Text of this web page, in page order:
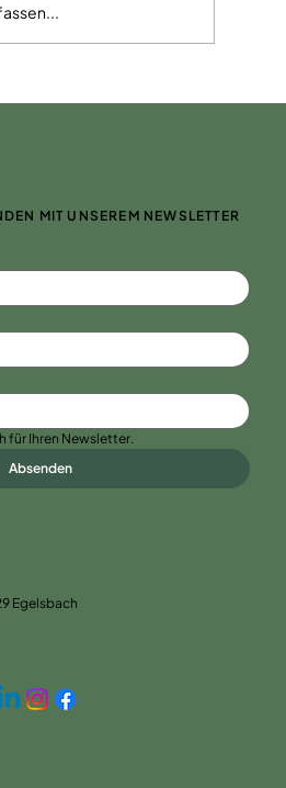
Sportgetränk
Egelsbach
MIT UNSEREM NEWSLETTER
für Ihren Newsletter.
Absenden